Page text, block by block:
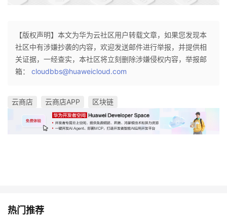
【版权声明】本文为华为云社区用户转载文章，如果您发现本
社区中有涉嫌抄袭的内容，欢迎发送邮件进行举报，并提供相
关证据，一经查实，本社区将立刻删除涉嫌侵权内容，举报邮
箱： cloudbbs@huaweicloud.com
云商店 云商店APP 区块链
热门推荐